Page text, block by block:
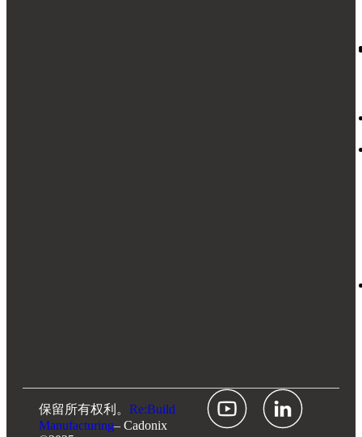
保留所有权利。 Re:Build
Manufacturing– Cadonix